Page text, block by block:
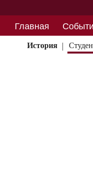
Главная
Партнерство
История